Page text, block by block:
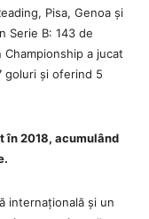
Pisa, Genoa și
Serie B: 143 de
a jucat
goluri și oferind 5
în 2018, acumulând
internațională și un